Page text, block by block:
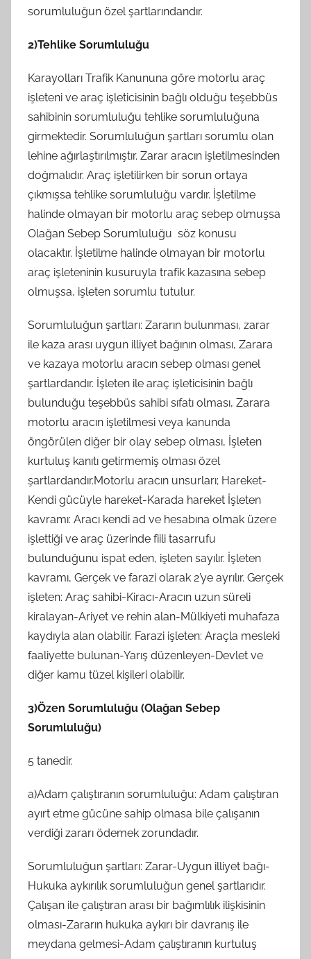
sorumluluğun özel şartlarındandır.
2)Tehlike Sorumluluğu
Karayolları Trafik Kanununa göre motorlu araç
işleteni ve araç işleticisinin bağlı olduğu teşebbüs
sahibinin sorumluluğu tehlike sorumluluğuna
girmektedir. Sorumluluğun şartları sorumlu olan
lehine ağırlaştırılmıştır. Zarar aracın işletilmesinden
doğmalıdır. Araç işletilirken bir sorun ortaya
çıkmışsa tehlike sorumluluğu vardır. İşletilme
halinde olmayan bir motorlu araç sebep olmuşsa
Olağan Sebep Sorumluluğu söz konusu
olacaktır. İşletilme halinde olmayan bir motorlu
araç işleteninin kusuruyla trafik kazasına sebep
olmuşsa, işleten sorumlu tutulur.
Sorumluluğun şartları: Zararın bulunması, zarar
ile kaza arası uygun illiyet bağının olması, Zarara
ve kazaya motorlu aracın sebep olması genel
şartlardandır. İşleten ile araç işleticisinin bağlı
bulunduğu teşebbüs sahibi sıfatı olması, Zarara
motorlu aracın işletilmesi veya kanunda
öngörülen diğer bir olay sebep olması, İşleten
kurtuluş kanıtı getirmemiş olması özel
şartlardandır.Motorlu aracın unsurları; Hareket-
Kendi gücüyle hareket-Karada hareket İşleten
kavramı: Aracı kendi ad ve hesabına olmak üzere
işlettiği ve araç üzerinde fiili tasarrufu
bulunduğunu ispat eden, işleten sayılır. İşleten
kavramı, Gerçek ve farazi olarak 2’ye ayrılır. Gerçek
işleten: Araç sahibi-Kiracı-Aracın uzun süreli
kiralayan-Ariyet ve rehin alan-Mülkiyeti muhafaza
kaydıyla alan olabilir. Farazi işleten: Araçla mesleki
faaliyette bulunan-Yarış düzenleyen-Devlet ve
diğer kamu tüzel kişileri olabilir.
3)Özen Sorumluluğu (Olağan Sebep
Sorumluluğu)
5 tanedir.
a)Adam çalıştıranın sorumluluğu: Adam çalıştıran
ayırt etme gücüne sahip olmasa bile çalışanın
verdiği zararı ödemek zorundadır.
Sorumluluğun şartları: Zarar-Uygun illiyet bağı-
Hukuka aykırılık sorumluluğun genel şartlarıdır.
Çalışan ile çalıştıran arası bir bağımlılık ilişkisinin
olması-Zararın hukuka aykırı bir davranış ile
meydana gelmesi-Adam çalıştıranın kurtuluş